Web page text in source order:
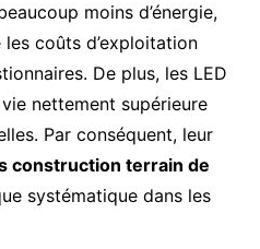
moins d’énergie,
coûts d’exploitation
De plus, les LED
nettement supérieure
Par conséquent, leur
construction terrain de
systématique dans les